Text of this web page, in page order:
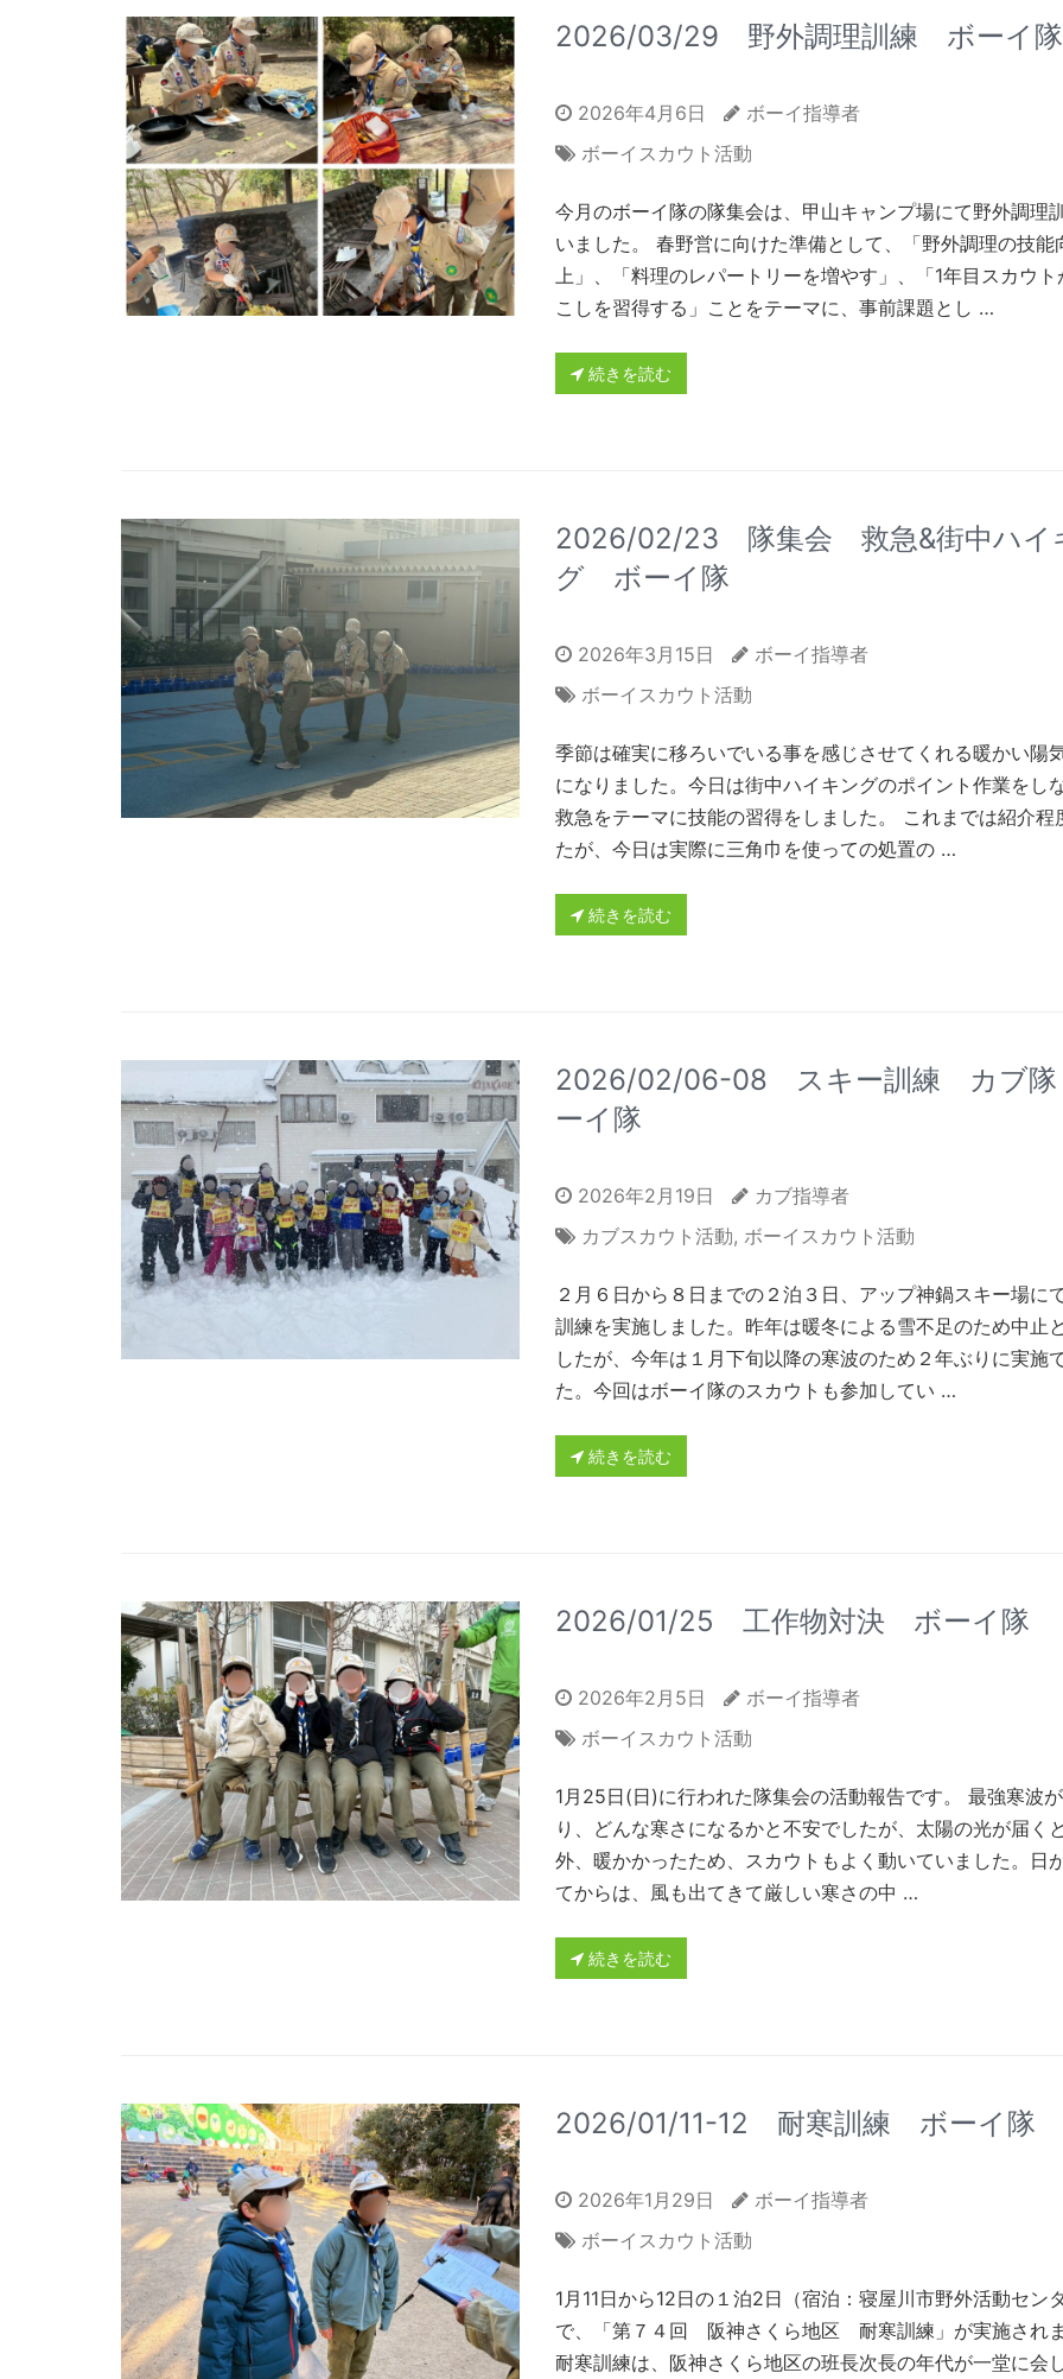
2026/03/29 野外調理訓練 ボーイ隊
2026年4月6日
ボーイ指導者
ボーイスカウト活動
今月のボーイ隊の隊集会は、甲山キャンプ場にて野外調理
いました。 春野営に向けた準備として、「野外調理の技能
上」、「料理のレパートリーを増やす」、「1年目スカウト
こしを習得する」ことをテーマに、事前課題とし …
続きを読む
2026/02/23 隊集会 救急&街中ハイ
グ ボーイ隊
2026年3月15日
ボーイ指導者
ボーイスカウト活動
季節は確実に移ろいでいる事を感じさせてくれる暖かい陽
になりました。今日は街中ハイキングのポイント作業をしな
救急をテーマに技能の習得をしました。 これまでは紹介程
たが、今日は実際に三角巾を使っての処置の …
続きを読む
2026/02/06-08 スキー訓練 カブ隊
ーイ隊
2026年2月19日
カブ指導者
カブスカウト活動, ボーイスカウト活動
２月６日から８日までの２泊３日、アップ神鍋スキー場に
訓練を実施しました。昨年は暖冬による雪不足のため中止
したが、今年は１月下旬以降の寒波のため２年ぶりに実施
た。今回はボーイ隊のスカウトも参加してい …
続きを読む
2026/01/25 工作物対決 ボーイ隊
2026年2月5日
ボーイ指導者
ボーイスカウト活動
1月25日(日)に行われた隊集会の活動報告です。 最強寒波
り、どんな寒さになるかと不安でしたが、太陽の光が届く
外、暖かかったため、スカウトもよく動いていました。日
てからは、風も出てきて厳しい寒さの中 …
続きを読む
2026/01/11-12 耐寒訓練 ボーイ隊
2026年1月29日
ボーイ指導者
ボーイスカウト活動
1月11日から12日の１泊2日（宿泊：寝屋川市野外活動センタ
で、「第７４回 阪神さくら地区 耐寒訓練」が実施されま
耐寒訓練は、阪神さくら地区の班長次長の年代が一堂に会